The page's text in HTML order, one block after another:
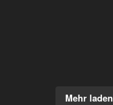
Mehr laden